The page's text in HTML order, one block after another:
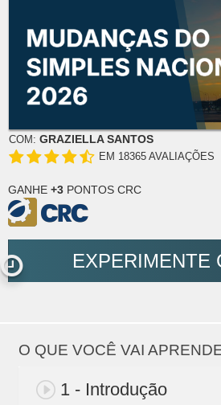
COM: GRAZIELLA SANTOS
EM 18365 AVALIAÇÕES
GANHE +3 PONTOS CRC
EXPERIMENTE
O QUE VOCÊ VAI
1 - Introdução